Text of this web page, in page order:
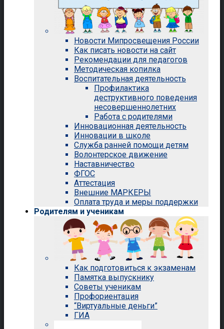
Новости Мипросвещения России
Как писать новости на сайт
Рекомендации для педагогов
Методическая копилка
Воспитательная деятельность
Профилактика
деструктивного поведения
несовершеннолетних
Работа с родителями
Инновационная деятельность
Инновации в школе
Служба ранней помощи детям
Волонтерское движение
Наставничество
ФГОС
Аттестация
Внешние МАРКЕРЫ
Оплата труда и меры поддержки
Родителям и ученикам
Как подготовиться к экзаменам
Памятка выпускнику
Советы ученикам
Профориентация
“Виртуальные деньги”
ГИА